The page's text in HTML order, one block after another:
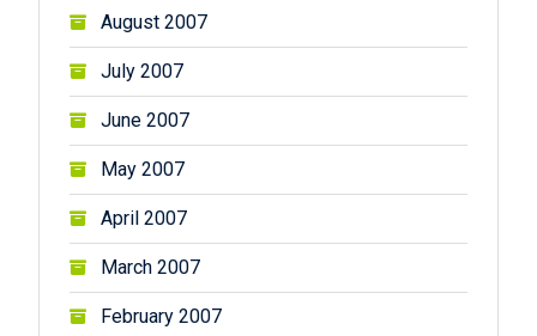
August 2007
July 2007
June 2007
May 2007
April 2007
March 2007
February 2007